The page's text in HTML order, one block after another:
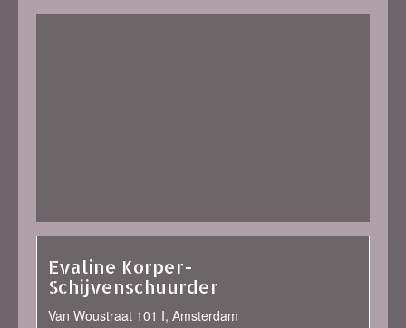
Evaline Korper-
Schijvenschuurder
Van Woustraat 101 I, Amsterdam